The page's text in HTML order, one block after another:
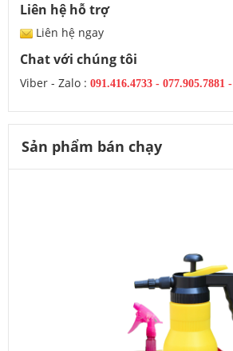
Liên hệ hỗ trợ
Liên hệ ngay
Chat với chúng tôi
Viber - Zalo : 091.416.4733 - 077.905.7881 -
Sản phẩm bán chạy